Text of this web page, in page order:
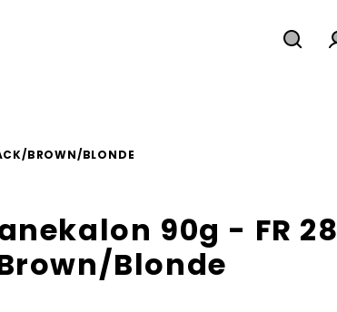
BROWN/BLONDE
90g - FR 28
Blonde